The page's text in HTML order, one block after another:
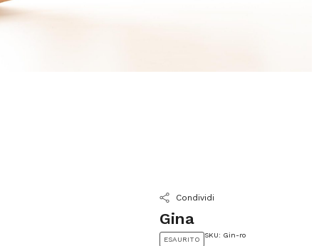
Condividi
Gina
ESAURITO
SKU: Gin-ro